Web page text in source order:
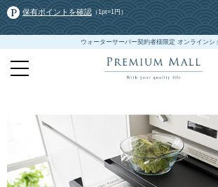
保有ポイントを確認 （1pt=1円）
ウォーターサーバー契約者様限定 オンラインシ